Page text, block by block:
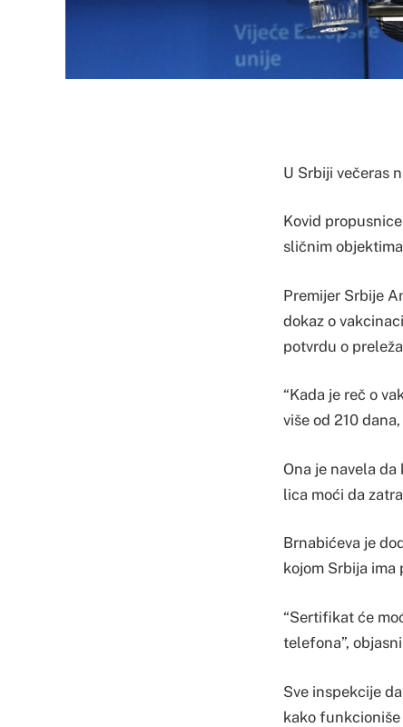
U Srbiji večeras
Kovid
sličnim
Premijer Srbije
dokaz o
potvrdu o
“Kada je reč o
više od 210
Ona je navela
lica moći da
Brnabićeva je
kojom Srbija
“Sertifikat će
telefona”,
Sve inspekcije
kako